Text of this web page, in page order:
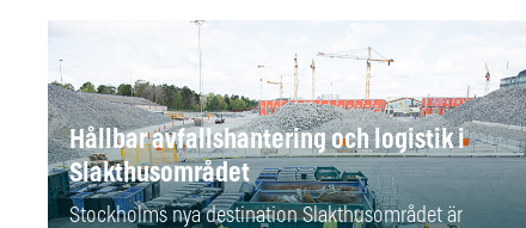
Hållbar avfallshantering och logistik i
Slakthusområdet
Stockholms nya destination Slakthusområdet är